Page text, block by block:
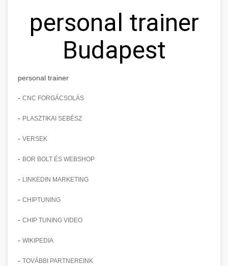
personal trainer
Budapest
personal trainer
- CNC FORGÁCSOLÁS
- PLASZTIKAI SEBÉSZ
- VERSEK
- BOR BOLT ÉS WEBSHOP
- LINKEDIN MARKETING
- CHIPTUNING
- CHIP TUNING VIDEO
- WIKIPEDIA
- TOVÁBBI PARTNEREINK